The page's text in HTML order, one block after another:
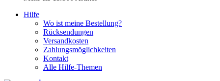
Hilfe
Wo ist meine Bestellung?
Rücksendungen
Versandkosten
Zahlungsmöglichkeiten
Kontakt
Alle Hilfe-Themen